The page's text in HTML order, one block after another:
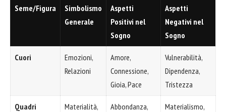
Seme/Figura
Simbolismo
Generale
Aspetti
Positivi nel
Sogno
Aspetti
Negativi nel
Sogno
Cuori
Emozioni,
Relazioni
Amore,
Connessione,
Gioia, Pace
Vulnerabilità,
Dipendenza,
Tristezza
Quadri
Materialità,
Abbondanza,
Materialismo,